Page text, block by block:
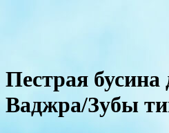
Пестрая бусина
Ваджра/Зубы